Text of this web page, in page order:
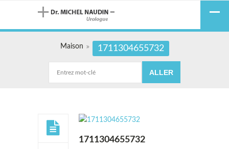
Maison 1711304655732
1711304655732